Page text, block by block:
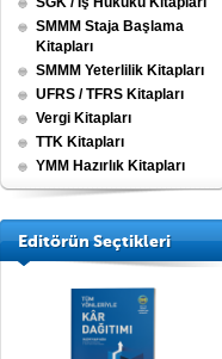
SMMM Staja Başlama
Kitapları
SMMM Yeterlilik Kitapları
UFRS / TFRS Kitapları
Vergi Kitapları
TTK Kitapları
YMM Hazırlık Kitapları
Editörün Seçtikleri